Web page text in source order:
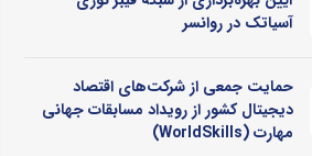
آسیاتک در روانسر
حمایت جمعی از شرکت‌های اقتصاد
دیجیتال کشور از رویداد مسابقات جهانی
مهارت (WorldSkills)